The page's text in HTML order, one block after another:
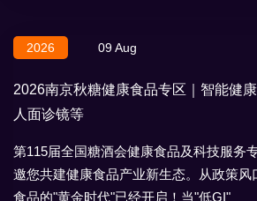
2026 09 Aug
2026南京秋糖健康食品专区｜智能健
人面诊镜等
第115届全国糖酒会健康食品及科技服务
邀您共建健康食品产业新生态。从政策风
食品的"黄金时代"已经开启！当"低GI"